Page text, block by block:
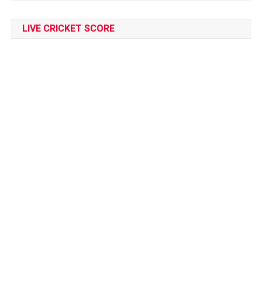
LIVE CRICKET SCORE